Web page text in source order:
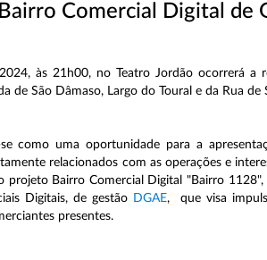
Comercial Digital de
às 21h00, no Teatro Jordão ocorrerá a
de São Dâmaso, Largo do Toural e da Rua de
se como uma oportunidade para a
relacionados com as operações e
projeto Bairro Comercial Digital "Bairro
Digitais, de gestão DGAE, que visa
presentes.